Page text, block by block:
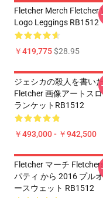
Fletcher Merch Fletcher
Logo Leggings RB1512
￥419,775$28.95
ジェシカの殺人を書い
Fletcher 画像アートス
ランケットRB1512
￥493,000 - ￥942,500
Fletcher マーチ
パティ から 2016 プル
ースウェット RB1512